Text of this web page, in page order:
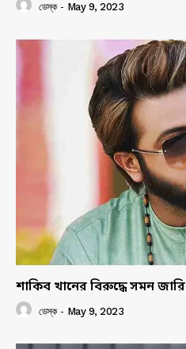
ডেস্ক - May 9, 2023
শাকিব খানের বিরুদ্ধে সমন জারি
ডেস্ক - May 9, 2023